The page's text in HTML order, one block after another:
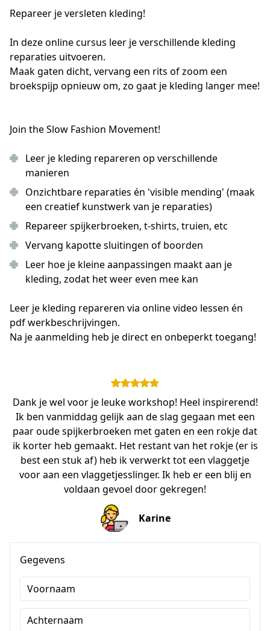
Repareer je versleten kleding!
In deze online cursus leer je verschillende kleding
reparaties uitvoeren.
Maak gaten dicht, vervang een rits of zoom een
broekspijp opnieuw om, zo gaat je kleding langer mee!
Join the Slow Fashion Movement!
Leer je kleding repareren op verschillende
manieren
Onzichtbare reparaties én 'visible mending' (maak
een creatief kunstwerk van je reparaties)
Repareer spijkerbroeken, t-shirts, truien, etc
Vervang kapotte sluitingen of boorden
Leer hoe je kleine aanpassingen maakt aan je
kleding, zodat het weer even mee kan
Leer je kleding repareren via online video lessen én
pdf werkbeschrijvingen.
Na je aanmelding heb je direct en onbeperkt toegang!
Dank je wel voor je leuke workshop! Heel inspirerend!
Ik ben vanmiddag gelijk aan de slag gegaan met een
paar oude spijkerbroeken met gaten en een rokje dat
ik korter heb gemaakt. Het restant van het rokje (er is
best een stuk af) heb ik verwerkt tot een vlaggetje
voor aan een vlaggetjesslinger. Ik heb er een blij en
voldaan gevoel door gekregen!
Karine
Gegevens
Voornaam
Achternaam